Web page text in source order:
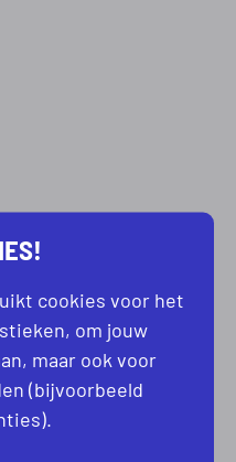
cookies voor het
om jouw
maar ook voor
(bijvoorbeeld